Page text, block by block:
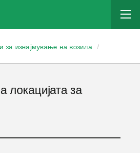
за изнајмување на возила
/
локацијата за